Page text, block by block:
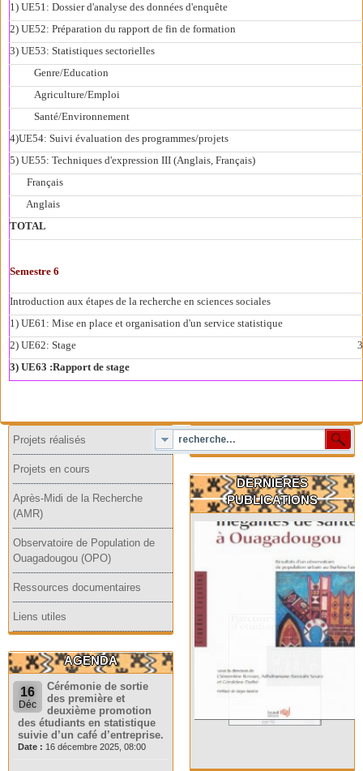
1) UE51: Dossier d'analyse des données d'enquête
2) UE52: Préparation du rapport de fin de formation
3) UE53: Statistiques sectorielles
Genre/Education
Agriculture/Emploi
Santé/Environnement
4)UE54: Suivi évaluation des programmes/projets
5) UE55: Techniques d'expression III (Anglais, Français)
Français
Anglais
TOTAL
Semestre 6
Introduction aux étapes de la recherche en sciences sociales
1) UE61: Mise en place et organisation d'un service statistique
2) UE62: Stage
3) UE63 :Rapport de stage
Projets réalisés
Projets en cours
Après-Midi de la Recherche
(AMR)
Observatoire de Population de
Ouagadougou (OPO)
Ressources documentaires
Liens utiles
AGENDA
16
Déc
Cérémonie de sortie
des première et
deuxième promotion
des étudiants en statistique
suivie d’un café d’entreprise.
Date : 16 décembre 2025, 08:00
DERNIERES
PUBLICATIONS